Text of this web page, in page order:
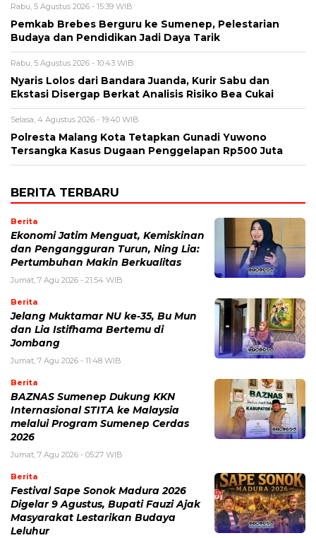
Rabu, 5 Agustus 2026 - 15:39 WIB
Pemkab Brebes Berguru ke Sumenep, Pelestarian
Budaya dan Pendidikan Jadi Daya Tarik
Rabu, 5 Agustus 2026 - 10:43 WIB
Nyaris Lolos dari Bandara Juanda, Kurir Sabu dan
Ekstasi Disergap Berkat Analisis Risiko Bea Cukai
Selasa, 4 Agustus 2026 - 19:40 WIB
Polresta Malang Kota Tetapkan Gunadi Yuwono
Tersangka Kasus Dugaan Penggelapan Rp500 Juta
BERITA TERBARU
Berita
Ekonomi Jatim Menguat, Kemiskinan
dan Pengangguran Turun, Ning Lia:
Pertumbuhan Makin Berkualitas
Jumat, 7 Agu 2026 - 21:54 WIB
Berita
Jelang Muktamar NU ke-35, Bu Mun
dan Lia Istifhama Bertemu di
Jombang
Jumat, 7 Agu 2026 - 11:48 WIB
Berita
BAZNAS Sumenep Dukung KKN
Internasional STITA ke Malaysia
melalui Program Sumenep Cerdas
2026
Jumat, 7 Agu 2026 - 05:27 WIB
Berita
Festival Sape Sonok Madura 2026
Digelar 9 Agustus, Bupati Fauzi Ajak
Masyarakat Lestarikan Budaya
Leluhur